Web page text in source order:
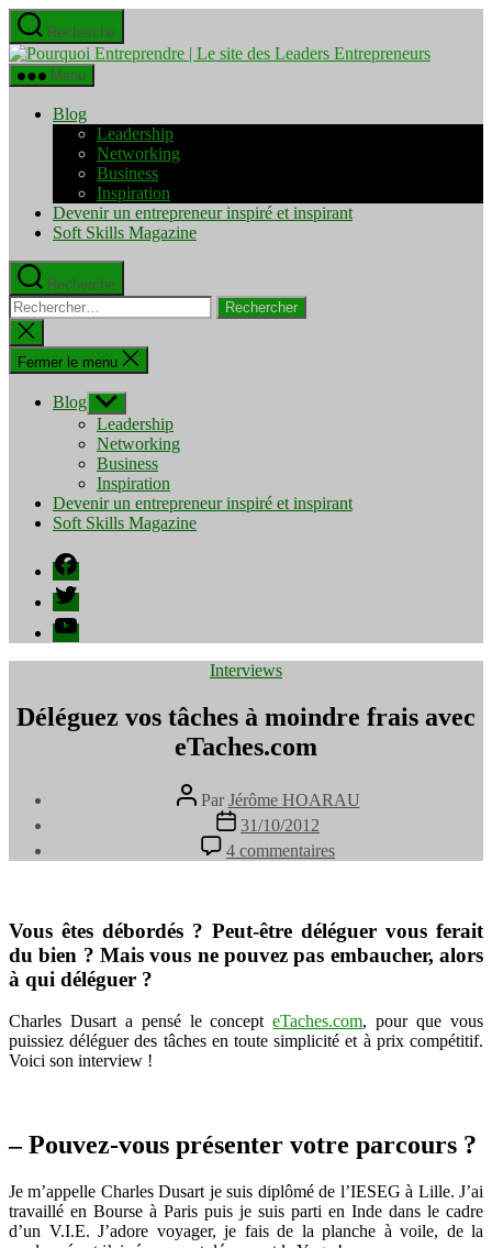
Aller
au
contenu
Recherche
Pourquoi
Menu
Blog
Leadership
Networking
Business
Inspiration
Devenir un entrepreneur inspiré et inspirant
Soft Skills Magazine
Recherche
Rechercher :
Fermer
la
recherche
Fermer le menu
Blog Afficher
le
sous-
menu
Leadership
Networking
Business
Inspiration
Devenir un entrepreneur inspiré et inspirant
Soft Skills Magazine
Facebook
Twitter
YouTube
Catégories
Interviews
Déléguez vos tâches à moindre frais avec
eTaches.com
Auteur
de
l’article
Par Jérôme HOARAU
Date
de
l’article
31/10/2012
4 commentaires
Déléguez
à
moindre
frais
Vous êtes débordés ? Peut-être déléguer vous ferait
du bien ? Mais vous ne pouvez pas embaucher, alors
à qui déléguer ?
Charles Dusart a pensé le concepteTaches.com, pour que vous
puissiez déléguer des tâches en toute simplicité et à prix compétitif.
Voici son interview !
– Pouvez-vous présenter votre parcours ?
Je m’appelle Charles Dusart je suis diplômé de l’IESEG à Lille. J’ai
travaillé en Bourse à Paris puis je suis parti en Inde dans le cadre
d’un V.I.E. J’adore voyager, je fais de la planche à voile, de la